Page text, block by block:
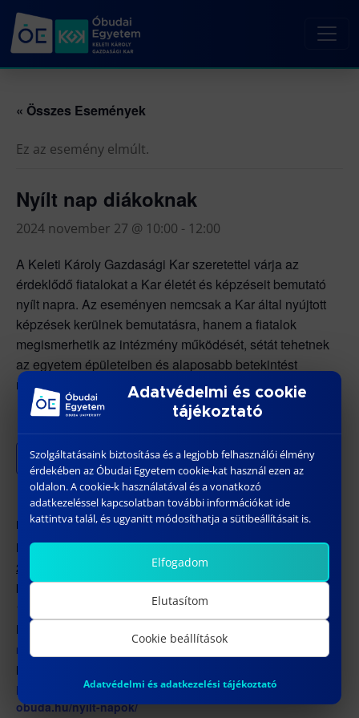
« Összes Események
Ez az esemény elmúlt.
Nyílt nap diákoknak
2024 november 27 @ 10:00 - 12:00
A Keleti Károly Gazdasági Kar szeretettel várja az
érdeklődő fiatalokat a Kar életét és képzéseit bemutató
nyílt napra. Az eseményen nemcsak a Kar által nyújtott
képzések kerülnek bemutatásra, hanem a fiatalok
megismerhetik az intézmény működését, sétát tehetnek
az egyetem épületeiben és alaposabb betekintést
nyerhetnek az egyetemista lét mindennapjaiba.
Hozzáadom a naptáramhoz
RÉSZLETEK
Dátum:
2024 november 27
Időpont:
10:00 - 12:00
Esemény kategória:
magyar
Honlap:
https://kgk.uni-
obuda.hu/nyilt-napok/
HELYSZÍN
Óbudai Egyetem KGK TG.
épület
Adatvédelmi és cookie
tájékoztató
Szolgáltatásaink biztosítása és a legjobb felhasználói élmény
érdekében az Óbudai Egyetem cookie-kat használ ezen az
oldalon. A cookie-k használatával és a vonatkozó
adatkezeléssel kapcsolatban további információkat ide
kattintva talál, és ugyanitt módosíthatja a sütibeállításait is.
Elfogadom
Elutasítom
Cookie beállítások
Adatvédelmi és adatkezelési tájékoztató